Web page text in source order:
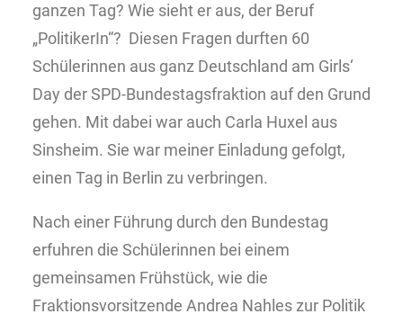
ganzen Tag? Wie sieht er aus, der Beruf
„PolitikerIn“? Diesen Fragen durften 60
Schülerinnen aus ganz Deutschland am Girls‘
Day der SPD-Bundestagsfraktion auf den Grund
gehen. Mit dabei war auch Carla Huxel aus
Sinsheim. Sie war meiner Einladung gefolgt,
einen Tag in Berlin zu verbringen.
Nach einer Führung durch den Bundestag
erfuhren die Schülerinnen bei einem
gemeinsamen Frühstück, wie die
Fraktionsvorsitzende Andrea Nahles zur Politik